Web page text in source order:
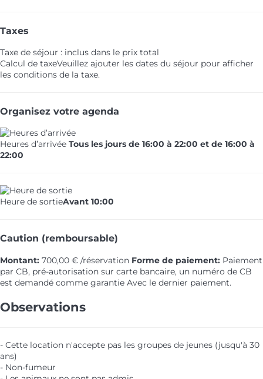
Taxes
Taxe de séjour : inclus dans le prix total
Calcul de taxeVeuillez ajouter les dates du séjour pour afficher
les conditions de la taxe.
Organisez votre agenda
Heures d’arrivée Tous les jours de 16:00 à 22:00 et de 16:00 à
22:00
Heure de sortieAvant 10:00
Caution (remboursable)
Montant: 700,00 € /réservation Forme de paiement: Paiement
par CB, pré-autorisation sur carte bancaire, un numéro de CB
est demandé comme garantie Avec le dernier paiement.
Observations
- Cette location n'accepte pas les groupes de jeunes (jusqu'à 30
ans)
- Non-fumeur